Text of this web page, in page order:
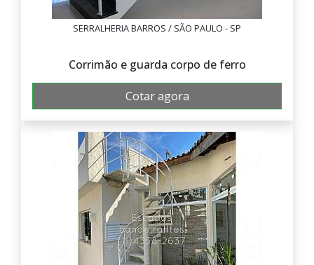
SERRALHERIA BARROS / SÃO PAULO - SP
Corrimão e guarda corpo de ferro
Cotar agora